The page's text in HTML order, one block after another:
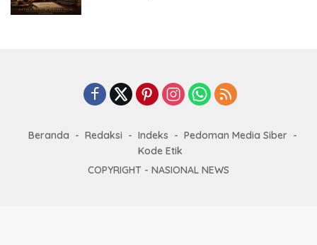
Beranda Redaksi Indeks
Pedoman Media Siber
Kode Etik
COPYRIGHT - NASIONAL NEWS